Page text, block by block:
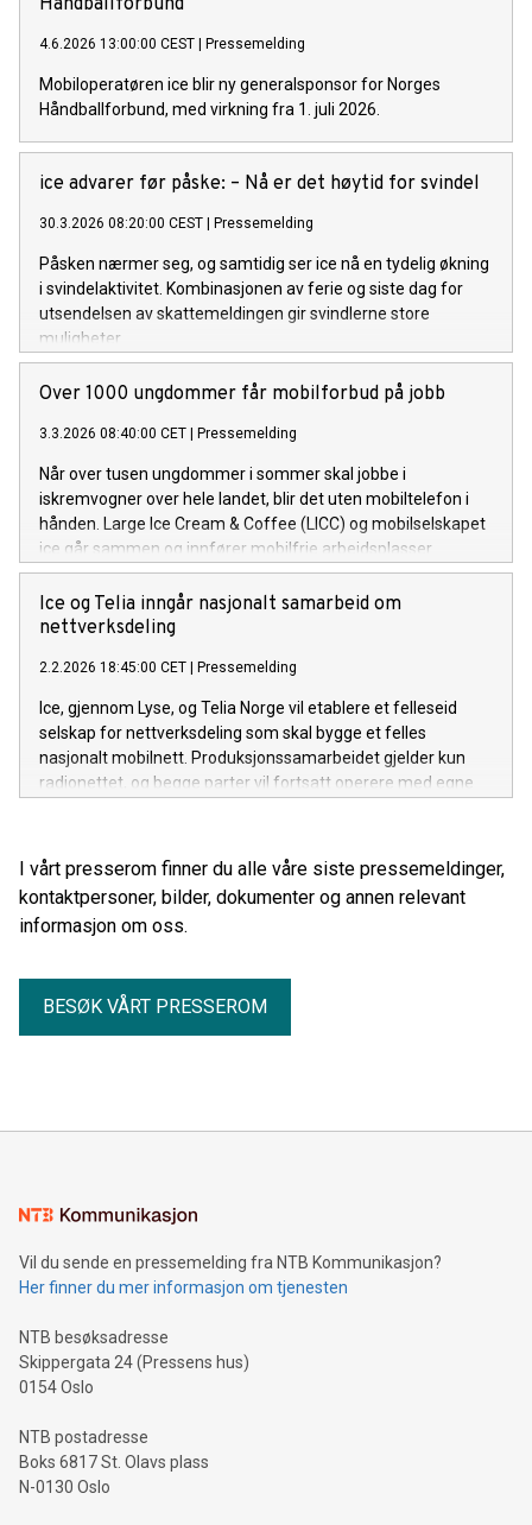
Håndballforbund
4.6.2026 13:00:00 CEST Pressemelding
Mobiloperatøren ice blir ny generalsponsor for Norges
Håndballforbund, med virkning fra 1. juli 2026.
ice advarer før påske: – Nå er det høytid for svindel
30.3.2026 08:20:00 CEST Pressemelding
Påsken nærmer seg, og samtidig ser ice nå en tydelig økning
i svindelaktivitet. Kombinasjonen av ferie og siste dag for
utsendelsen av skattemeldingen gir svindlerne store
muligheter.
Over 1000 ungdommer får mobilforbud på jobb
3.3.2026 08:40:00 CET Pressemelding
Når over tusen ungdommer i sommer skal jobbe i
iskremvogner over hele landet, blir det uten mobiltelefon i
hånden. Large Ice Cream & Coffee (LICC) og mobilselskapet
ice går sammen og innfører mobilfrie arbeidsplasser.
Ice og Telia inngår nasjonalt samarbeid om
nettverksdeling
2.2.2026 18:45:00 CET Pressemelding
Ice, gjennom Lyse, og Telia Norge vil etablere et felleseid
selskap for nettverksdeling som skal bygge et felles
nasjonalt mobilnett. Produksjonssamarbeidet gjelder kun
radionettet, og begge parter vil fortsatt operere med egne
I vårt presserom finner du alle våre siste pressemeldinger,
kontaktpersoner, bilder, dokumenter og annen relevant
informasjon om oss.
BESØK VÅRT PRESSEROM
Vil du sende en pressemelding fra NTB Kommunikasjon?
Her finner du mer informasjon om tjenesten
NTB besøksadresse
Skippergata 24 (Pressens hus)
0154 Oslo
NTB postadresse
Boks 6817 St. Olavs plass
N-0130 Oslo